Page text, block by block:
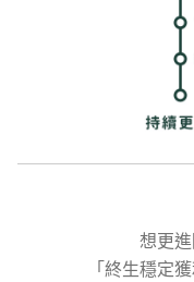
想更
「終生穩定獲